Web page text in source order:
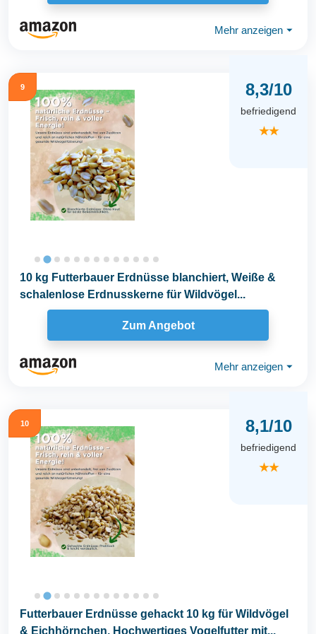
Mehr anzeigen ⏷
9 8,3/10
befriedigend
★★
10 kg Futterbauer Erdnüsse blanchiert, Weiße &
schalenlose Erdnusskerne für Wildvögel...
Zum Angebot
Mehr anzeigen ⏷
10 8,1/10
befriedigend
★★
Futterbauer Erdnüsse gehackt 10 kg für Wildvögel
& Eichhörnchen, Hochwertiges Vogelfutter mit...